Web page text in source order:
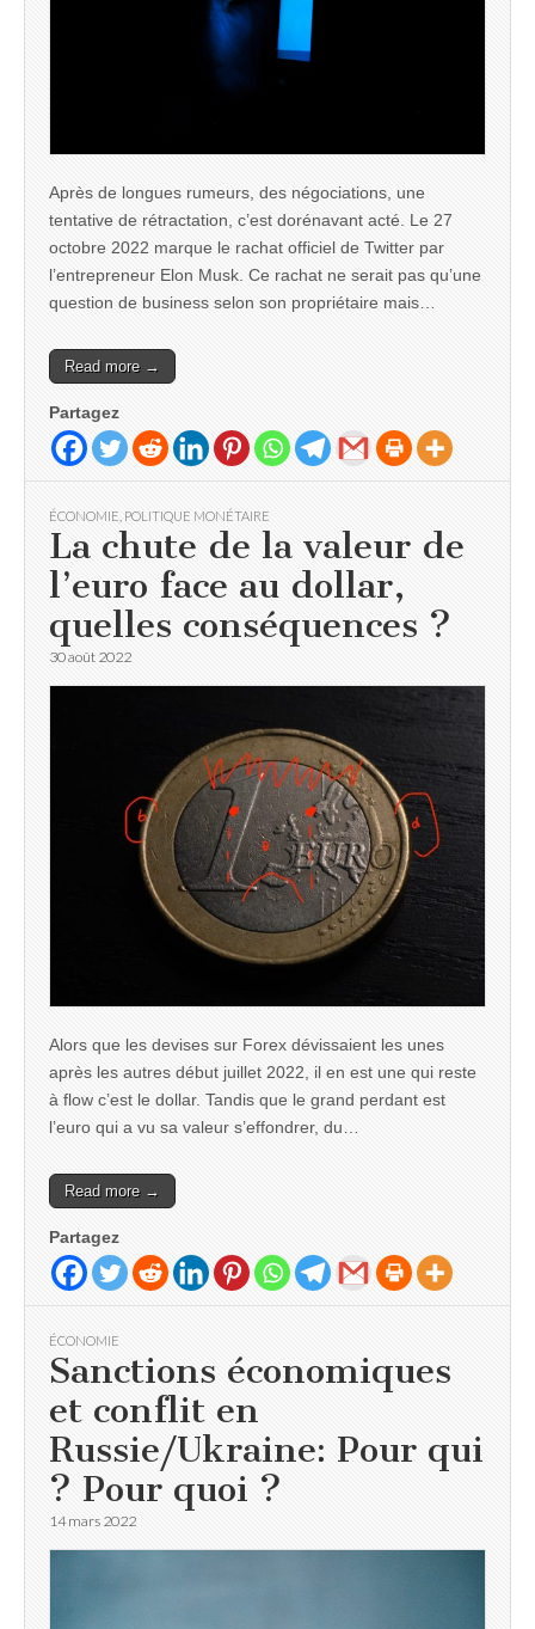
Après de longues rumeurs, des négociations, une
tentative de rétractation, c’est dorénavant acté. Le 27
octobre 2022 marque le rachat officiel de Twitter par
l’entrepreneur Elon Musk. Ce rachat ne serait pas qu’une
question de business selon son propriétaire mais…
Read more →
Partagez
ÉCONOMIE POLITIQUE MONÉTAIRE
La chute de la valeur de
l’euro face au dollar,
quelles conséquences ?
30 août 2022
Alors que les devises sur Forex dévissaient les unes
après les autres début juillet 2022, il en est une qui reste
à flow c’est le dollar. Tandis que le grand perdant est
l’euro qui a vu sa valeur s’effondrer, du…
Read more →
Partagez
ÉCONOMIE
Sanctions économiques
et conflit en
Russie/Ukraine: Pour qui
? Pour quoi ?
14 mars 2022